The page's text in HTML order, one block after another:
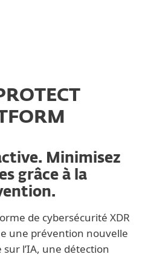
Minimisez
grâce à la
de cybersécurité XDR
une prévention nouvelle
l’IA, une détection